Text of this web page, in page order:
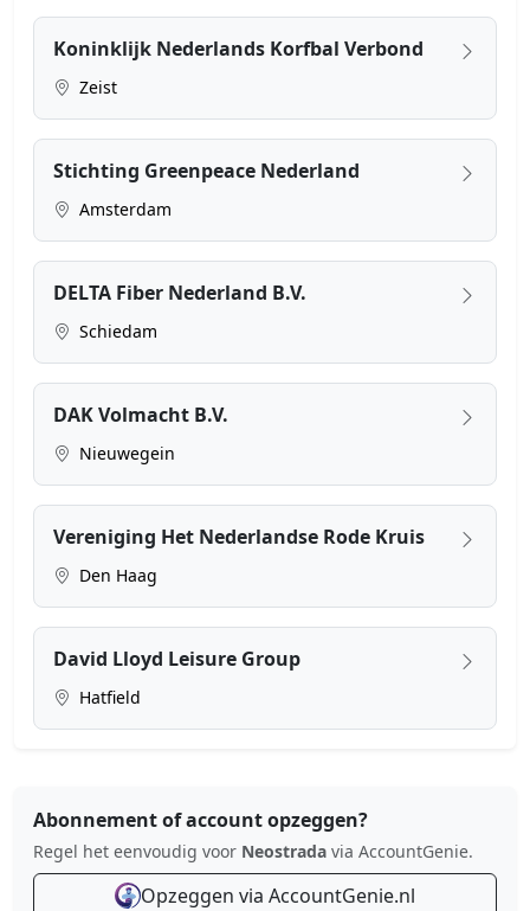
Koninklijk Nederlands Korfbal Verbond
Zeist
Stichting Greenpeace Nederland
Amsterdam
DELTA Fiber Nederland B.V.
Schiedam
DAK Volmacht B.V.
Nieuwegein
Vereniging Het Nederlandse Rode Kruis
Den Haag
David Lloyd Leisure Group
Hatfield
Abonnement of account opzeggen?
Regel het eenvoudig voor Neostrada via AccountGenie.
Opzeggen via AccountGenie.nl